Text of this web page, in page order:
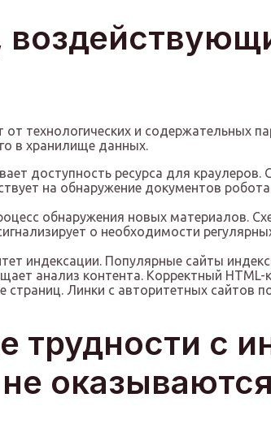
технологических и содержательных
в хранилище данных.
доступность ресурса для
на обнаружение документов
обнаружения новых материалов.
о необходимости
индексации. Популярные сайты
анализ контента. Корректный
страниц. Линки с авторитетных сайтов
трудности с